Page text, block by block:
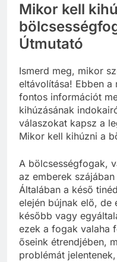
Mikor kell
Útmutató
Ismerd meg, mikor
eltávolítása! Ebben a
fontos információt
kihúzásának
válaszokat kapsz a
Mikor kell kihúzni a
A bölcsességfogak,
az emberek
Általában a késő
elején bújnak elő, de
később vagy
ezek a fogak valaha
őseink étrendjében,
problémát